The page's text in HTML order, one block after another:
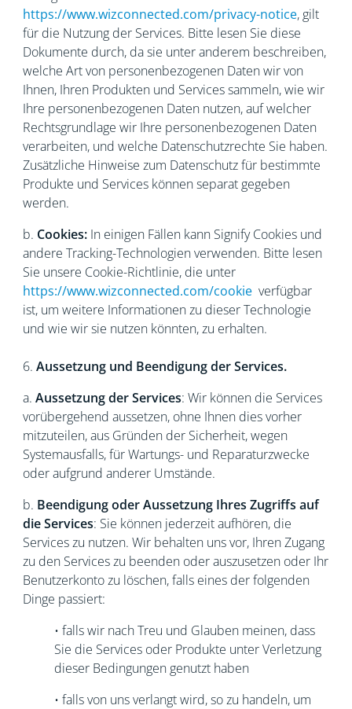
https://www.wizconnected.com/privacy-notice, gilt
für die Nutzung der Services. Bitte lesen Sie diese
Dokumente durch, da sie unter anderem beschreiben,
welche Art von personenbezogenen Daten wir von
Ihnen, Ihren Produkten und Services sammeln, wie wir
Ihre personenbezogenen Daten nutzen, auf welcher
Rechtsgrundlage wir Ihre personenbezogenen Daten
verarbeiten, und welche Datenschutzrechte Sie haben.
Zusätzliche Hinweise zum Datenschutz für bestimmte
Produkte und Services können separat gegeben
werden.
b. Cookies:In einigen Fällen kann Signify Cookies und
andere Tracking-Technologien verwenden. Bitte lesen
Sie unsere Cookie-Richtlinie, die unter
https://www.wizconnected.com/cookieverfügbar
ist, um weitere Informationen zu dieser Technologie
und wie wir sie nutzen könnten, zu erhalten.
6. Aussetzung und Beendigung der Services.
a. Aussetzung der Services: Wir können die Services
vorübergehend aussetzen, ohne Ihnen dies vorher
mitzuteilen, aus Gründen der Sicherheit, wegen
Systemausfalls, für Wartungs- und Reparaturzwecke
oder aufgrund anderer Umstände.
b. Beendigung oder Aussetzung Ihres Zugriffs auf
die Services: Sie können jederzeit aufhören, die
Services zu nutzen. Wir behalten uns vor, Ihren Zugang
zu den Services zu beenden oder auszusetzen oder Ihr
Benutzerkonto zu löschen, falls eines der folgenden
Dinge passiert:
• falls wir nach Treu und Glauben meinen, dass
Sie die Services oder Produkte unter Verletzung
dieser Bedingungen genutzt haben
• falls von uns verlangt wird, so zu handeln, um